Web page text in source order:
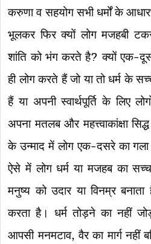
करुणा व सहयोग सभी धर्मों के
भूलकर फिर क्यों लोग मजहबी
शांति को भंग करते है? क्यों एक-
ही लोग करते हैं जो या तो धर्म के
हैं या अपनी स्वार्थपूर्ति के लिए
अपना मतलब और महत्त्वाकांक्षा
के उन्माद में लोग एक-दसरे का
ऐसे में लोग धर्म या मजहब का
मनुष्य को उदार या विनम्र
करता है। धर्म तोड़ने का नहीं
आपसी मनमटाव, वैर का मार्ग नहीं